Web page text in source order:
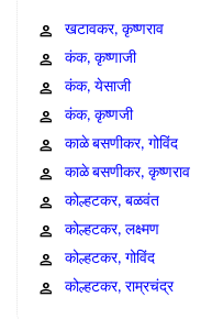
खटावकर, कृष्णराव
कंक, कृष्णाजी
कंक, येसाजी
कंक, कृष्णजी
काळे बसणीकर, गोविंद
काळे बसणीकर, कृष्णराव
कोल्हटकर, बळवंत
कोल्हटकर, लक्ष्मण
कोल्हटकर, गोविंद
कोल्हटकर, राम्रचंद्र